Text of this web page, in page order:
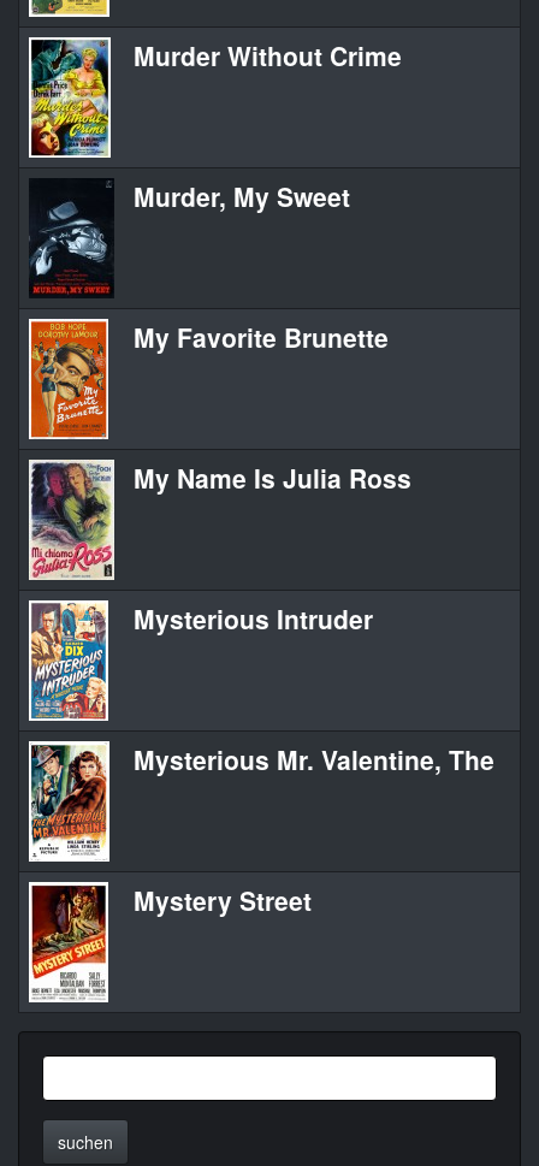
Murder Without Crime
Murder, My Sweet
My Favorite Brunette
My Name Is Julia Ross
Mysterious Intruder
Mysterious Mr. Valentine, The
Mystery Street
suchen